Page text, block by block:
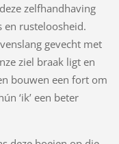
zelfhandhaving
en rusteloosheid.
gevecht met
ziel braak ligt en
bouwen een fort om
‘ik’ een beter